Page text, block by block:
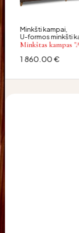
Minkšti kampai,
U-formos minkšti
Minkštas kampas
1 860.00€